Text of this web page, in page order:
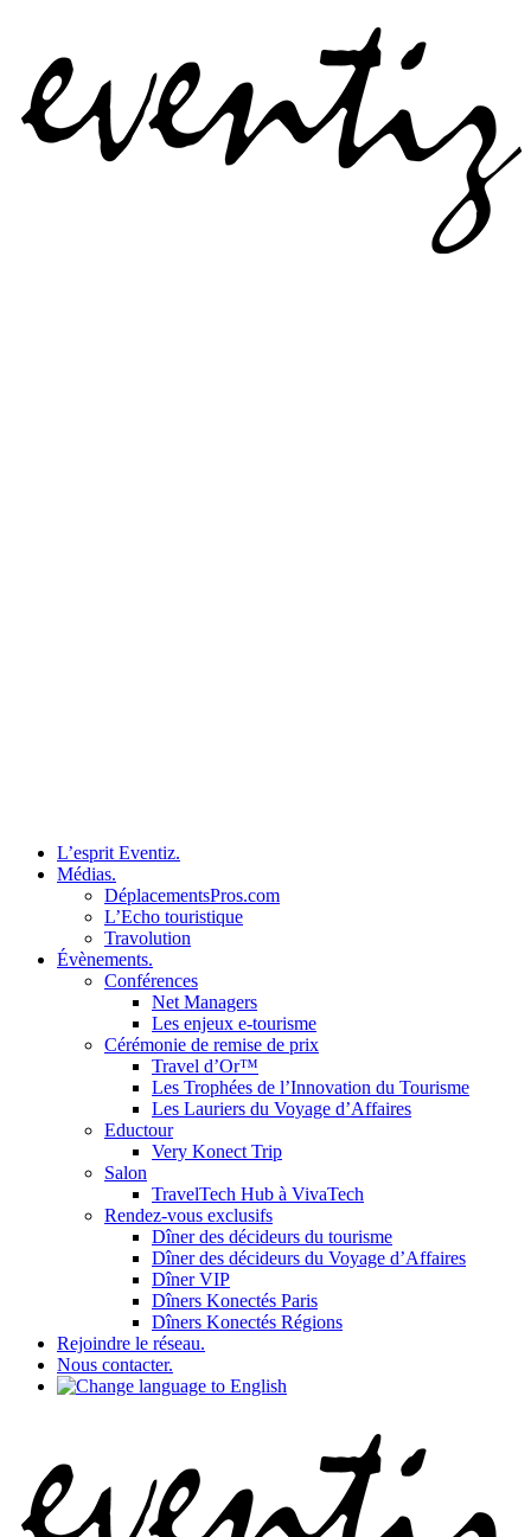
L’esprit Eventiz.
Médias.
DéplacementsPros.com
L’Echo touristique
Travolution
Évènements.
Conférences
Net Managers
Les enjeux e-tourisme
Cérémonie de remise de prix
Travel d’Or™
Les Trophées de l’Innovation du Tourisme
Les Lauriers du Voyage d’Affaires
Eductour
Very Konect Trip
Salon
TravelTech Hub à VivaTech
Rendez-vous exclusifs
Dîner des décideurs du tourisme
Dîner des décideurs du Voyage d’Affaires
Dîner VIP
Dîners Konectés Paris
Dîners Konectés Régions
Rejoindre le réseau.
Nous contacter.